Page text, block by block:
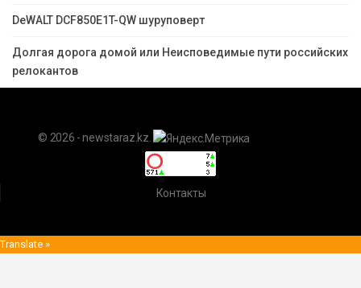
DeWALT DCF850E1T-QW шуруповерт
Долгая дорога домой или Неисповедимые пути российских
релокантов
© 2026 - newstaraz.kz.
Контакты
Translate »